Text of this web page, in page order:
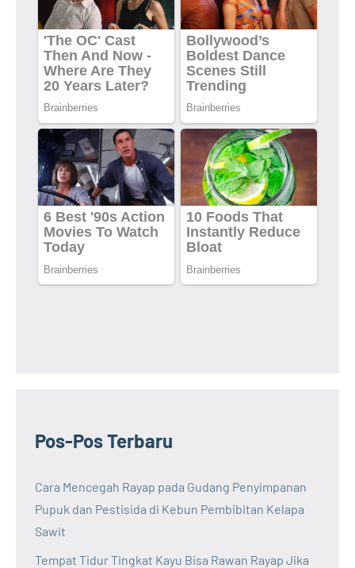
Pos-Pos Terbaru
Cara Mencegah Rayap pada Gudang Penyimpanan
Pupuk dan Pestisida di Kebun Pembibitan Kelapa
Sawit
Tempat Tidur Tingkat Kayu Bisa Rawan Rayap Jika